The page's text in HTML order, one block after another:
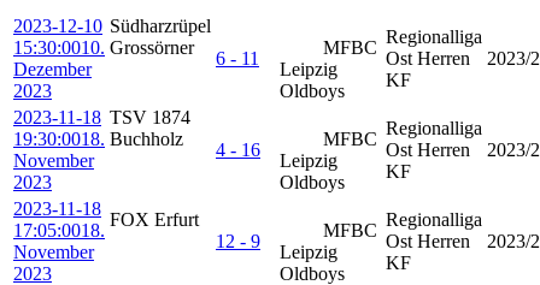
2023-12-10
15:30:0010.
Dezember
2023
Südharzrüpel
Grossörner
6 - 11
MFBC
Leipzig
Oldboys
Regionalliga
Ost Herren
KF
2023/
2023-11-18
19:30:0018.
November
2023
TSV 1874
Buchholz
4 - 16
MFBC
Leipzig
Oldboys
Regionalliga
Ost Herren
KF
2023/
2023-11-18
17:05:0018.
November
2023
FOX Erfurt
12 - 9
MFBC
Leipzig
Oldboys
Regionalliga
Ost Herren
KF
2023/